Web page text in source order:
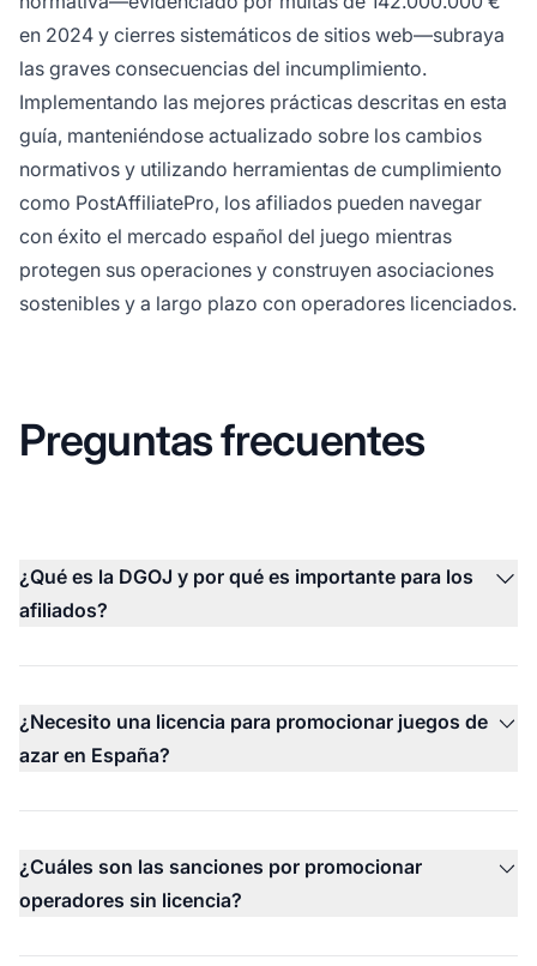
en 2024 y cierres sistemáticos de sitios web—subraya
las graves consecuencias del incumplimiento.
Implementando las mejores prácticas descritas en esta
guía, manteniéndose actualizado sobre los cambios
normativos y utilizando herramientas de cumplimiento
como PostAffiliatePro, los afiliados pueden navegar
con éxito el mercado español del juego mientras
protegen sus operaciones y construyen asociaciones
sostenibles y a largo plazo con operadores licenciados.
Preguntas frecuentes
¿Qué es la DGOJ y por qué es importante para los
afiliados?
¿Necesito una licencia para promocionar juegos de
azar en España?
¿Cuáles son las sanciones por promocionar
operadores sin licencia?